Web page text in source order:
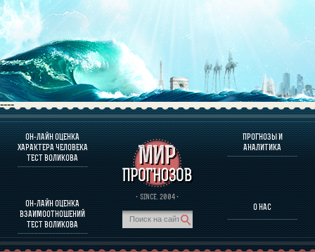
----
ОН-ЛАЙН ОЦЕНКА
ХАРАКТЕРА ЧЕЛОВЕКА
ТЕСТ ВОЛИКОВА
ОН-ЛАЙН ОЦЕНКА
ВЗАИМООТНОШЕНИЙ
ТЕСТ ВОЛИКОВА
· SINCE. 2004 ·
ПРОГНОЗЫ И
АНАЛИТИКА
О НАС
О ПРОГРАММЕ
ОЦЕНКА ХАРАКТЕРA ЧЕЛОВЕКА
ОЦЕНКА ХАРАКТЕРА ВЫДАЮЩИХСЯ ЛИЧНОСТЕЙ
О ПРОГРАММЕ
ПРОГНОЗЫ И АНАЛИТИКА